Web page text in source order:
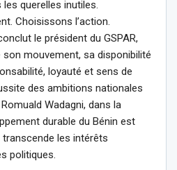
les querelles inutiles.
Choisissons l’action.
le président du GSPAR,
mouvement, sa disponibilité
loyauté et sens de
des ambitions nationales
Wadagni, dans la
durable du Bénin est
les intérêts
politiques.